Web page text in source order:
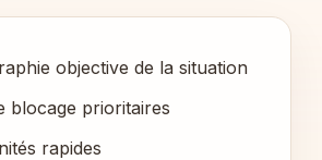
objective de la situation
blocage prioritaires
rapides